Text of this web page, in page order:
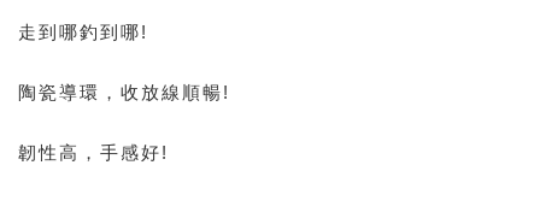
走到哪釣到哪!
陶瓷導環，收放線順暢!
韌性高，手感好!